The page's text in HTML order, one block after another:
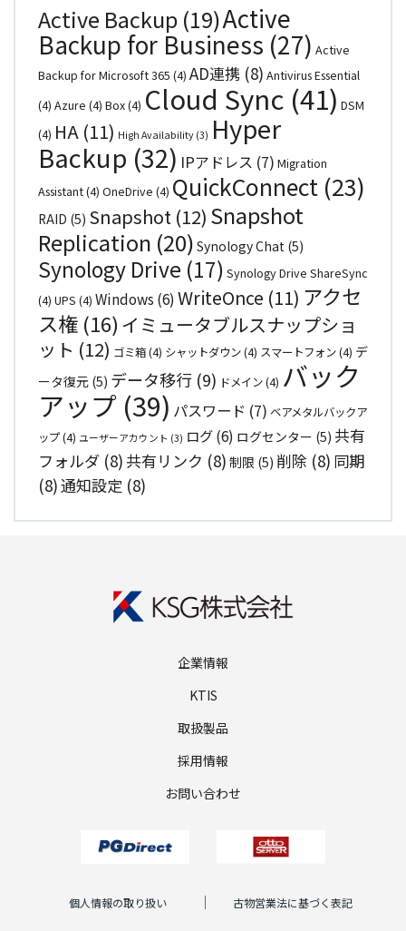
Active Backup (19)Active
Backup for Business (27) Active
Backup for Microsoft 365 (4) AD連携 (8) Antivirus Essential
(4) Azure (4) Box(4) Cloud Sync (41) DSM
(4) HA (11) High Availability (3) Hyper
Backup (32) IPアドレス (7) Migration
Assistant(4) OneDrive (4) QuickConnect (23)
RAID (5) Snapshot (12) Snapshot
Replication (20) Synology Chat (5)
Synology Drive (17) Synology Drive ShareSync
(4) UPS (4) Windows (6) WriteOnce (11) アクセ
ス権 (16) イミュータブルスナップショ
ット (12) ゴミ箱(4) シャットダウン(4) スマートフォン(4) デ
ータ復元 (5) データ移行 (9) ドメイン(4) バック
アップ (39) パスワード (7) ベアメタルバックア
ップ(4) ユーザーアカウント (3) ログ(6) ログセンター (5) 共有
フォルダ (8) 共有リンク (8) 制限 (5) 削除 (8) 同期
(8)通知設定 (8)
企業情報
KTIS
取扱製品
採用情報
お問い合わせ
個人情報の取り扱い 古物営業法に基づく表記